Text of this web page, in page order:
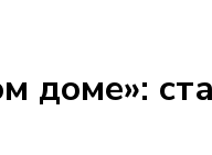
доме»: